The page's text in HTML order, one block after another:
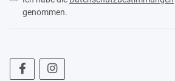
genommen.